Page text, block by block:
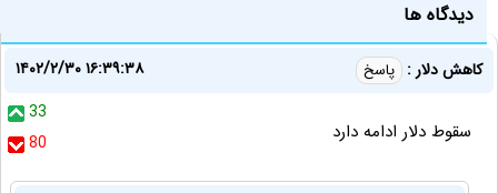
دیدگاه ها
کاهش دلار : پاسخ
۱۴۰۲/۲/۳۰ ۱۶:۳۹:۳۸
33
80
سقوط دلار ادامه دارد